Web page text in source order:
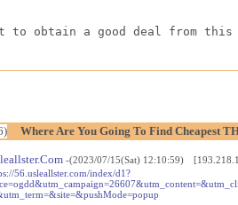
to obtain a good deal from this
Where Are You Going To Find Cheapest
-(2023/07/15(Sat) 12:10:59)
56.usleallster.com/index/d1?